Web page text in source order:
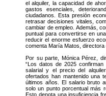
el alquiler, la capacidad de
gastos esenciales,
ciudadanos. Esta presión
retrasar decisiones vitales,
cambiar de empleo. Además,
puntual para convertirse en
reducir el enorme esfuerzo
comenta María Matos,
Por su parte, Mónica Pérez,
“Los datos de 2025
salarial y el precio del
ofertados han mantenido una
últimos años. El salario bruto
solo un punto porcentual más
Esto denota una insuficiencia